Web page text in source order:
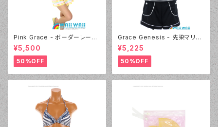
Pink Grace - ボーダーレース
フリル 4点セット（4817 - 01:ホ
ワイト）
¥5,500
50%OFF
Grace Genesis - 先染マリン
ボーダー（3133 - 05:ブラック）
¥5,225
50%OFF